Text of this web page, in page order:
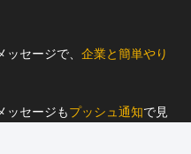
ッセージで、 企業と簡単やり
ッセージもプッシュ通知で見